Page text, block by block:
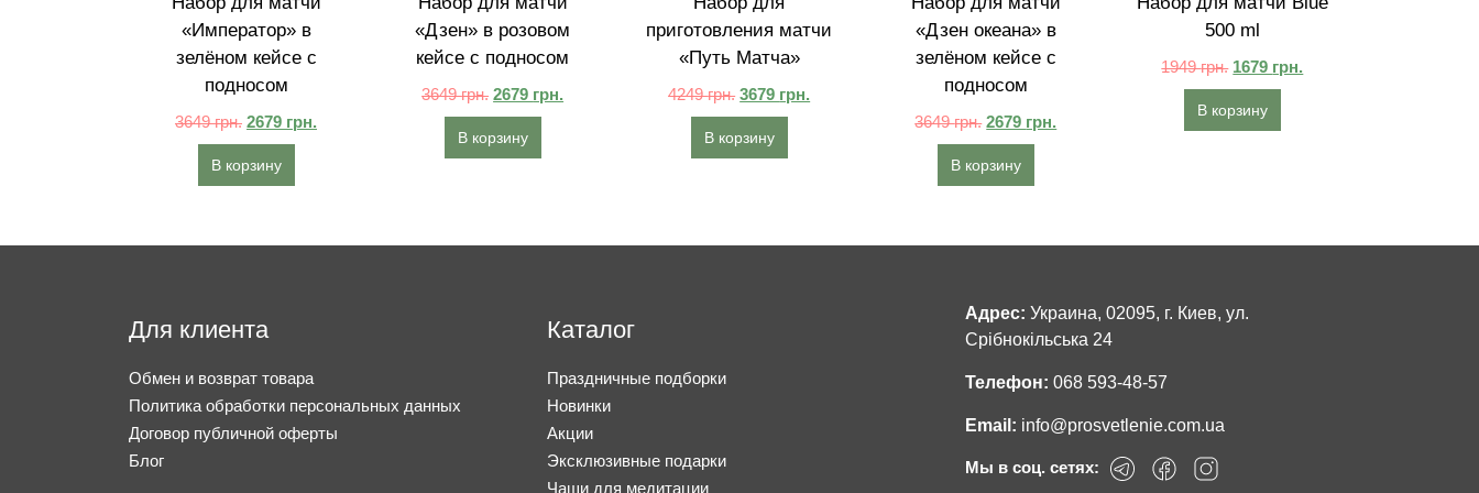
«Император» в
зелёном кейсе с
подносом
3649грн. 2679 грн.
В корзину
«Дзен» в розовом
кейсе с подносом
3649грн. 2679 грн.
В корзину
приготовления матчи
«Путь Матча»
4249грн. 3679 грн.
В корзину
«Дзен океана» в
зелёном кейсе с
подносом
3649грн. 2679 грн.
В корзину
500 ml
1949грн. 1679 грн.
В корзину
Для клиента
Обмен и возврат товара
Политика обработки персональных данных
Договор публичной оферты
Блог
Каталог
Праздничные подборки
Новинки
Акции
Эксклюзивные подарки
Чаши для медитации
Адрес: Украина, 02095, г. Киев, ул.
Срібнокільська 24
Телефон: 068 593-48-57
Email: info@prosvetlenie.com.ua
Мы в соц. сетях: